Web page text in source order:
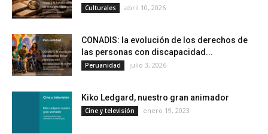
Culturales abril 10, 2026
CONADIS: la evolución de los derechos de
las personas con discapacidad...
Peruanidad julio 3, 2026
Kiko Ledgard, nuestro gran animador
Cine y televisión enero 19, 2023